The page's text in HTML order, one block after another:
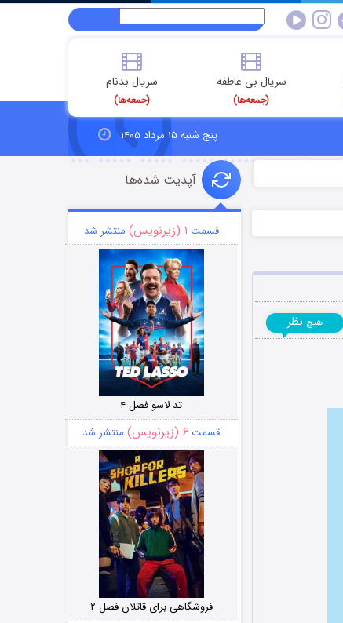
سریال بی عاطفه
(جمعه‌ها)
سریال بدنام
(جمعه‌ها)
پنج شنبه ۱۵ مرداد ۱۴۰۵
هیچ نظر
آپدیت شده‌ها
قسمت ۱ (زیرنویس) منتشر شد
تد لاسو فصل ۴
قسمت ۶ (زیرنویس) منتشر شد
فروشگاهی برای قاتلان فصل ۲